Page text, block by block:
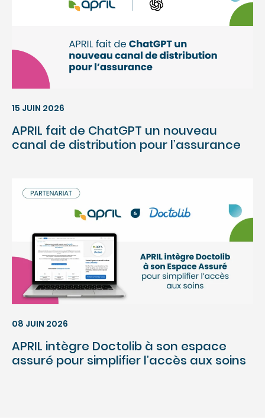
15 JUIN 2026
APRIL fait de ChatGPT un nouveau
canal de distribution pour l’assurance
08 JUIN 2026
APRIL intègre Doctolib à son espace
assuré pour simplifier l’accès aux soins